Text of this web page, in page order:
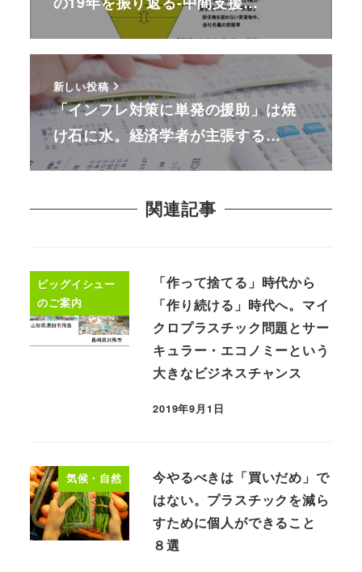
新しい投稿
「インフレ対策に単発の援助」は焼
け石に水。経済学者が主張する…
関連記事
ビッグイシュー
のご案内
「作って捨てる」時代から
「作り続ける」時代へ。マイ
クロプラスチック問題とサー
キュラー・エコノミーという
大きなビジネスチャンス
2019年9月1日
気候・自然
今やるべきは「買いだめ」で
はない。プラスチックを減ら
すために個人ができること
８選